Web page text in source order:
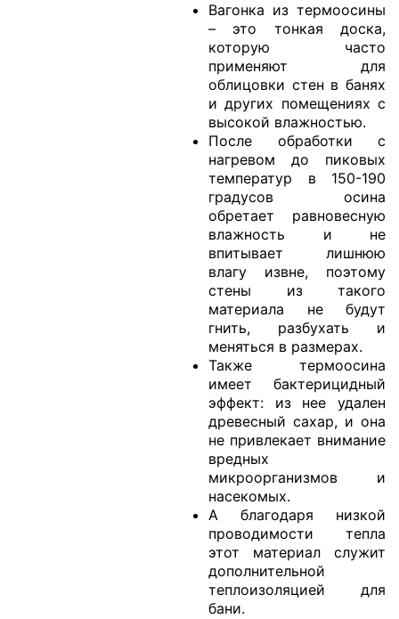
Вагонка из термоосины
– это тонкая доска,
которую часто
применяют для
облицовки стен в банях
и других помещениях с
высокой влажностью.
После обработки с
нагревом до пиковых
температур в 150-190
градусов осина
обретает равновесную
влажность и не
впитывает лишнюю
влагу извне, поэтому
стены из такого
материала не будут
гнить, разбухать и
меняться в размерах.
Также термоосина
имеет бактерицидный
эффект: из нее удален
древесный сахар, и она
не привлекает внимание
вредных
микроорганизмов и
насекомых.
А благодаря низкой
проводимости тепла
этот материал служит
дополнительной
теплоизоляцией для
бани.